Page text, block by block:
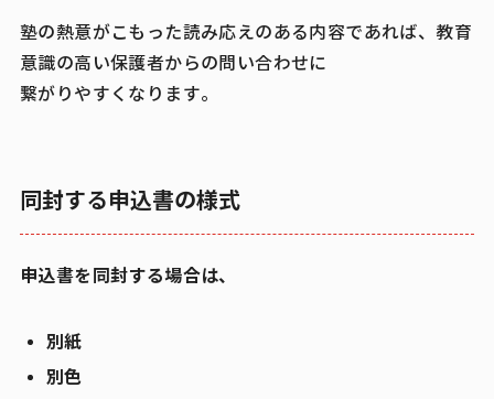
塾の熱意がこもった読み応えのある内容であれば、教育
意識の高い保護者からの問い合わせに
繋がりやすくなります。
同封する申込書の様式
申込書を同封する場合は、
別紙
別色